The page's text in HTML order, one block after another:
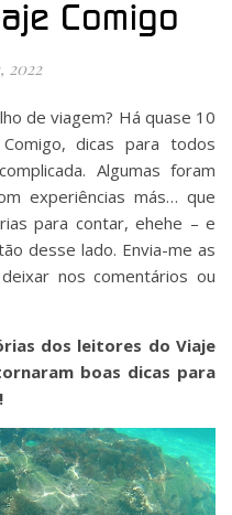
Comigo
2022
dicas para todos
Algumas foram
experiências más… que
para contar, ehehe – e
desse lado. Envia-me as
nos comentários ou
dos leitores do Viaje
boas dicas para